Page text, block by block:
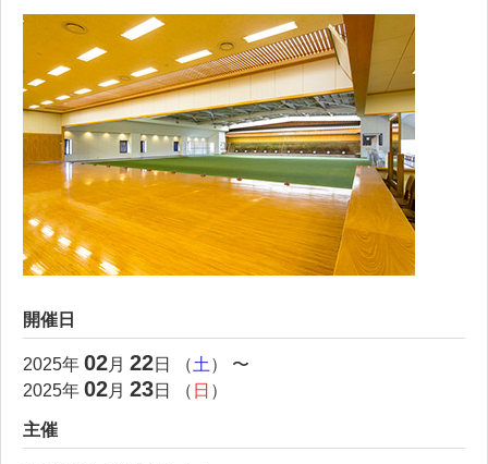
開催日
2025年 02月 22日 （土 ） 〜
2025年 02月 23日 （ 日 ）
主催